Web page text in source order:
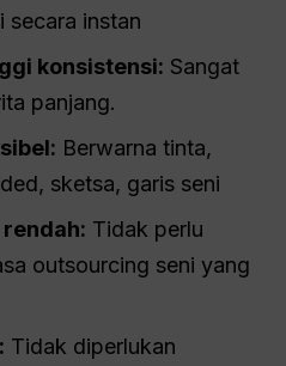
secara instan
konsistensi: Sangat
panjang.
Berwarna tinta,
sketsa, garis seni
Tidak perlu
outsourcing seni yang
Tidak diperlukan